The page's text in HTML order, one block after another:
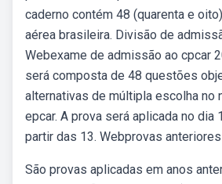
caderno contém 48 (quarenta e
aérea brasileira. Divisão de
Webexame de admissão ao cpcar
será composta de 48 questões
alternativas de múltipla escolha no
epcar. A prova será aplicada no dia
partir das 13. Webprovas anteriores
São provas aplicadas em anos